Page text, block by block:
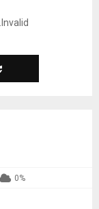
Invalid
0%